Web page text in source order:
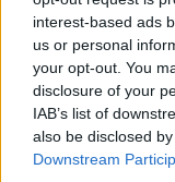
interest-based ads
us or personal
your opt-out. You
disclosure of your
IAB’s list of
also be disclosed
Downstream